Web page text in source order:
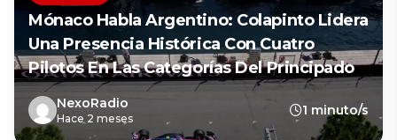
Mónaco Habla Argentino: Colapinto Lidera
Una Presencia Histórica Con Cuatro
Pilotos En Las Categorías Del Principado
NexoRadio
Hace 2 meses
1 minuto/s